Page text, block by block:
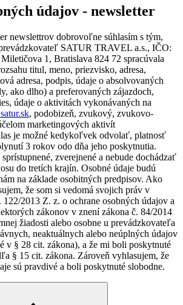
údajov - newsletter
newslettrov dobrovoľne súhlasím s tým,
SATUR TRAVEL a.s., IČO:
1, Bratislava 824 72 spracúvala
titul, meno, priezvisko, adresa,
adresa, podpis, údaje o absolvovaných
ako dlho) a preferovaných zájazdoch,
údaje o aktivitách vykonávaných na
, podobizeň, zvukový, zvukovo-
marketingových aktivít
je možné kedykoľvek odvolať, platnosť
3 rokov odo dňa jeho poskytnutia.
zverejnené a nebude dochádzať
do tretích krajín. Osobné údaje budú
na základe osobitných predpisov. Ako
že som si vedomá svojich práv v
122/2013 Z. z. o ochrane osobných údajov a
zákonov v znení zákona č. 84/2014
žiadosti alebo osobne u prevádzkovateľa
neaktuálnych alebo neúplných údajov
v § 28 cit. zákona), a že mi boli poskytnuté
§ 15 cit. zákona. Zároveň vyhlasujem, že
sú pravdivé a boli poskytnuté slobodne.